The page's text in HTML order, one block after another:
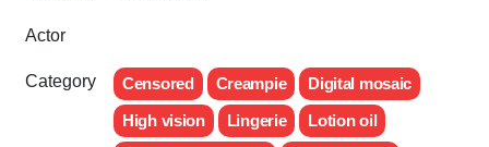
Actor
Category Censored Creampie
Digital mosaic
High vision
Lingerie
Lotion oil